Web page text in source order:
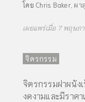
โดย Chris Baker, ผา
เผยแพร่เมื่อ 7 พฤษภ
จิตรกรรม
จิตรกรรมฝาผนั
งดงามและมีราคา